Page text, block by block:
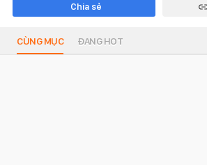
Chia sẻ
CÙNG MỤC ĐANG HOT